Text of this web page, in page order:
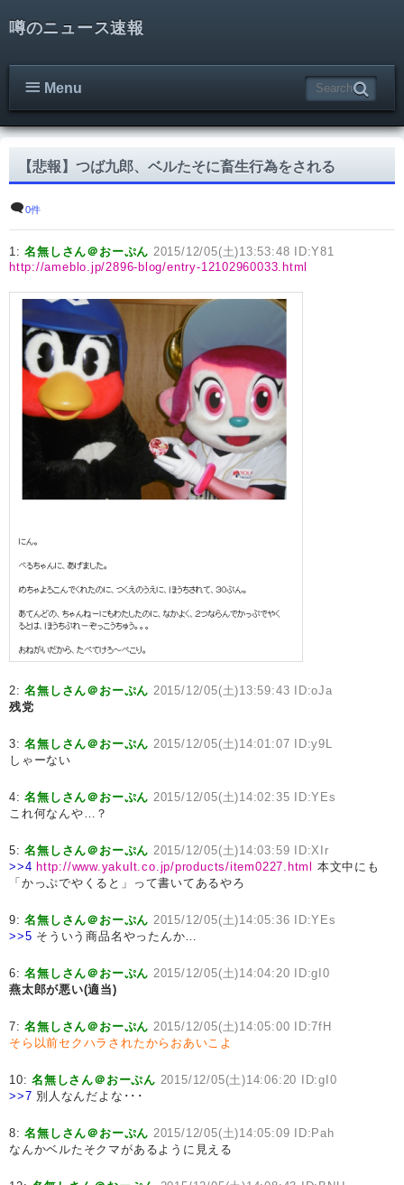
噂のニュース速報
Menu
【悲報】つば九郎、ベルたそに畜生行為をされる
0件
1:名無しさん＠おーぷん 2015/12/05(土)13:53:48 ID:Y81
http://ameblo.jp/2896-blog/entry-12102960033.html
2:名無しさん＠おーぷん 2015/12/05(土)13:59:43 ID:oJa
残党
3:名無しさん＠おーぷん 2015/12/05(土)14:01:07 ID:y9L
しゃーない
4:名無しさん＠おーぷん 2015/12/05(土)14:02:35 ID:YEs
これ何なんや…？
5:名無しさん＠おーぷん 2015/12/05(土)14:03:59 ID:XIr
>>4 http://www.yakult.co.jp/products/item0227.html
本文中にも
「かっぷでやくると」って書いてあるやろ
9:名無しさん＠おーぷん 2015/12/05(土)14:05:36 ID:YEs
>>5 そういう商品名やったんか…
6:名無しさん＠おーぷん 2015/12/05(土)14:04:20 ID:gI0
燕太郎が悪い(適当)
7:名無しさん＠おーぷん 2015/12/05(土)14:05:00 ID:7fH
そら以前セクハラされたからおあいこよ
10:名無しさん＠おーぷん 2015/12/05(土)14:06:20 ID:gI0
>>7 別人なんだよな･･･
8:名無しさん＠おーぷん 2015/12/05(土)14:05:09 ID:Pah
なんかベルたそクマがあるように見える